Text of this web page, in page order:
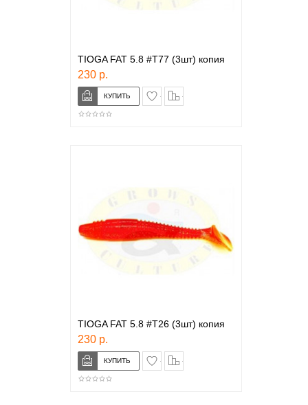
TIOGA FAT 5.8 #T77 (3шт) копия
230 р.
в закладки
TIOGA FAT 5.8 #T26 (3шт) копия
230 р.
в закладки